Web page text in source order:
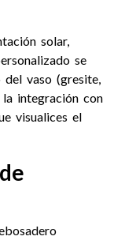
solar,
se
vaso (gresite,
integración con
visualices el